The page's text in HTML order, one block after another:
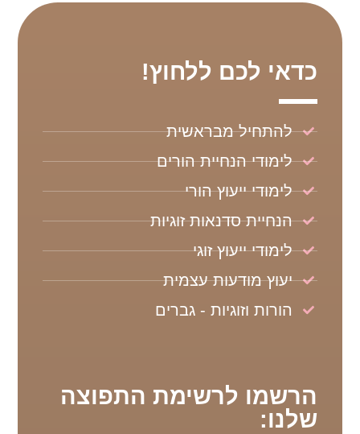
כדאי לכם ללחוץ!
להתחיל מבראשית
לימודי הנחיית הורים
לימודי ייעוץ הורי
הנחיית סדנאות זוגיות
לימודי ייעוץ זוגי
יעוץ מודעות עצמית
הורות וזוגיות - גברים
הרשמו לרשימת התפוצה
שלנו: